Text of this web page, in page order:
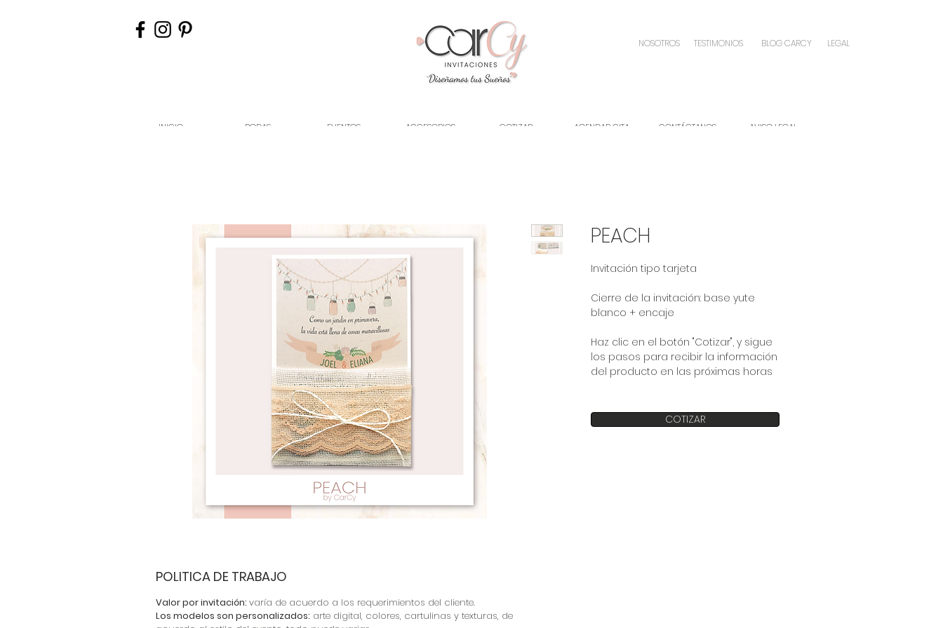
NOSOTROS TESTIMONIOS BLOG CARCY LEGAL
INICIO BODAS EVENTOS ACCESORIOS COTIZAR AGENDAR CITA CONTÁCTANOS AVISO LEGAL
PEACH
Invitación tipo tarjeta
Cierre de la invitación: base yute
blanco + encaje
Haz clic en el botón "Cotizar", y sigue
los pasos para recibir la información
del producto en las próximas horas
POLITICA DE TRABAJO
Valor por invitación: varía de acuerdo a los requerimientos del cliente.
Los modelos son personalizados: arte digital, colores, cartulinas y texturas, de
COTIZAR